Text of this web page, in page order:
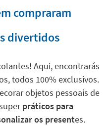
compraram
divertidos
Aqui, encontrarás
todos 100% exclusivos.
objetos pessoais de
práticos para
os presentes.